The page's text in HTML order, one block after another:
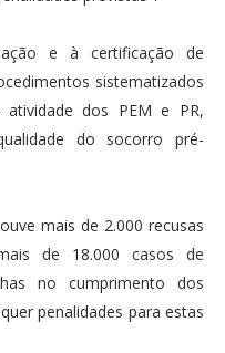
e à certificação de
sistematizados
dos PEM e PR,
do socorro pré-
mais de 2.000 recusas
de 18.000 casos de
no cumprimento dos
penalidades para estas